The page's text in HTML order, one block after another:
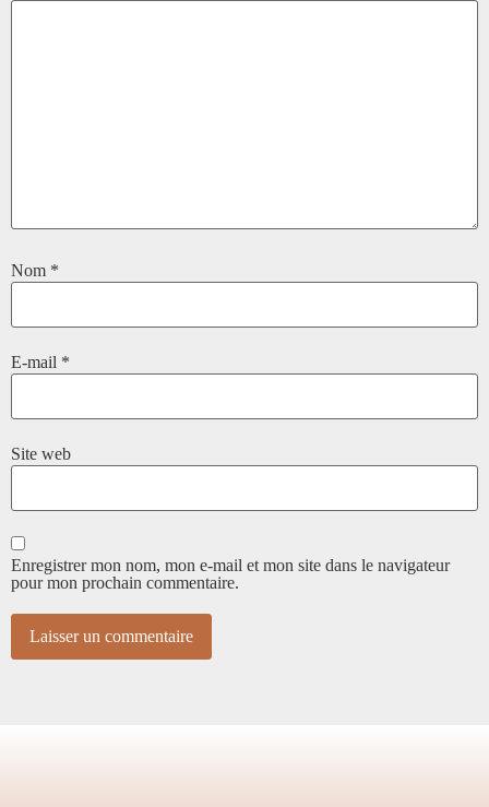
Nom *
E-mail *
Site web
Enregistrer mon nom, mon e-mail et mon site dans le navigateur
pour mon prochain commentaire.